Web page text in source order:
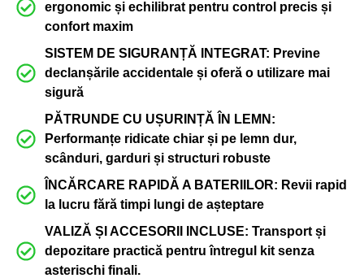
ergonomic și echilibrat pentru control precis și
confort maxim
SISTEM DE SIGURANȚĂ INTEGRAT: Previne
declanșările accidentale și oferă o utilizare mai
sigură
PĂTRUNDE CU UȘURINȚĂ ÎN LEMN:
Performanțe ridicate chiar și pe lemn dur,
scânduri, garduri și structuri robuste
ÎNCĂRCARE RAPIDĂ A BATERIILOR: Revii rapid
la lucru fără timpi lungi de așteptare
VALIZĂ ȘI ACCESORII INCLUSE: Transport și
depozitare practică pentru întregul kit senza
asterischi finali.